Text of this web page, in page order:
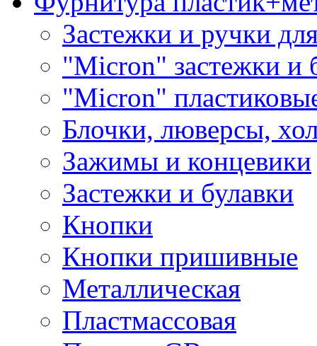
Застежки и ручки
"Micron" застежки и
"Micron"
Блочки, люверсы,
Зажимы и концевики
Застежки и булавки
Кнопки
Кнопки пришивные
Металлическая
Пластмассовая